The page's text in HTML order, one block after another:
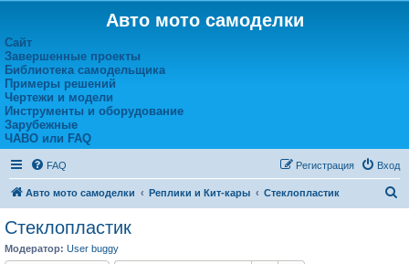
Авто мото самоделки
Сайт
Завершенные проекты
Библиотека самодельщика
Примеры решений
Чертежи и модели
Инструменты и оборудование
Зарубежные
ЧАВО или FAQ
FAQ Вход
Регистрация
Авто мото самоделки Реплики и Кит-кары Стеклопластик
Стеклопластик
Модератор: User buggy